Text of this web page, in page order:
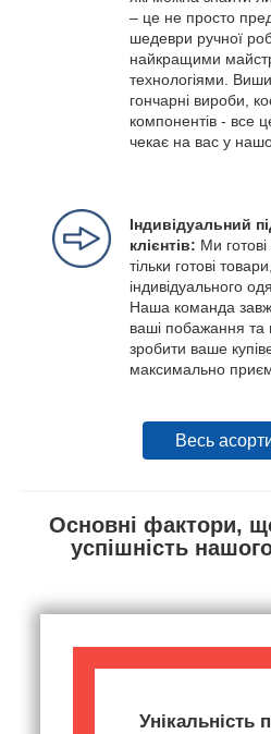
– це не просто
шедеври ручної
найкращими
технологіями.
гончарні вироби,
компонентів - все
чекає на вас у
Індивідуальний
клієнтів: Ми
тільки готові
індивідуального
Наша команда
ваші побажання та
зробити ваше
максимально
Весь
Основні фактори,
успішність
Унікальність